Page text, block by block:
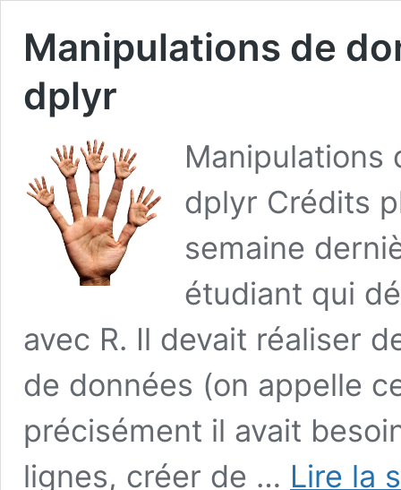
Manipulations de
dplyr
Manipulations
dplyr Crédits
semaine
étudiant qui
avec R. Il devait réaliser
de données (on appelle
précisément il avait
lignes, créer de … Lire la